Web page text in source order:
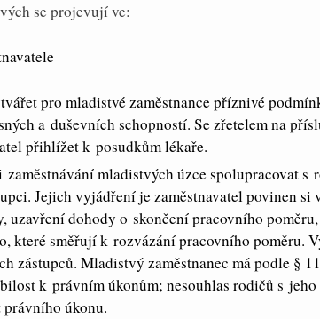
se projevují ve:
pro mladistvé zaměstnance příznivé
a duševních schopností. Se zřetelem na
přihlížet k posudkům lékaře.
mladistvých úzce spolupracovat s
Jejich vyjádření je zaměstnavatel povinen si
uzavření dohody o skončení pracovního
které směřují k rozvázání pracovního poměru.
zástupců. Mladistvý zaměstnanec má podle §
k právním úkonům; nesouhlas rodičů s
právního úkonu.